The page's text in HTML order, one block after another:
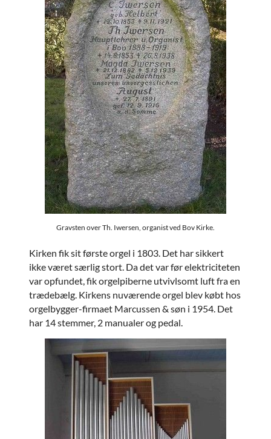
Gravsten over Th. Iwersen, organist ved Bov Kirke.
Kirken fik sit første orgel i 1803. Det har sikkert
ikke været særlig stort. Da det var før elektriciteten
var opfundet, fik orgelpiberne utvivlsomt luft fra en
trædebælg. Kirkens nuværende orgel blev købt hos
orgelbygger-firmaet Marcussen & søn i 1954. Det
har 14 stemmer, 2 manualer og pedal.